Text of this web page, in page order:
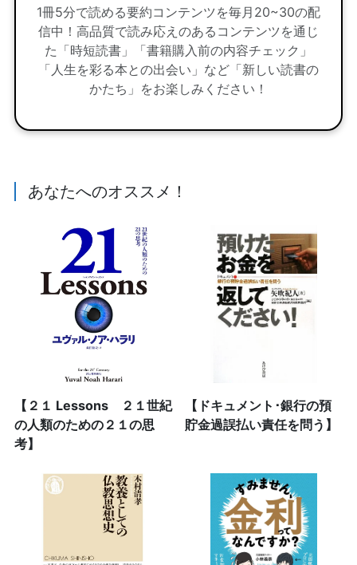
1冊5分で読める要約コンテンツを毎月20~30の配
信中！高品質で読み応えのあるコンテンツを通じ
た「時短読書」「書籍購入前の内容チェック」
「人生を彩る本との出会い」など「新しい読書の
かたち」をお楽しみください！
あなたへのオススメ！
【２１ Lessons ２１世紀
の人類のための２１の思
考】
【ドキュメント･銀行の預
貯金過誤払い責任を問う】